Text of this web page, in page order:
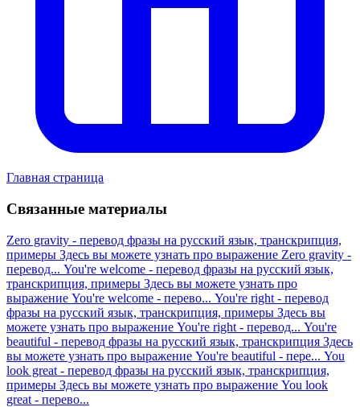
Главная страница
Связанные материалы
Zero gravity - перевод фразы на русский язык, транскрипция,
примеры Здесь вы можете узнать про выражение Zero gravity -
перевод... You're welcome - перевод фразы на русский язык,
транскрипция, примеры Здесь вы можете узнать про
выражение You're welcome - перево... You're right - перевод
фразы на русский язык, транскрипция, примеры Здесь вы
можете узнать про выражение You're right - перевод... You're
beautiful - перевод фразы на русский язык, транскрипция Здесь
вы можете узнать про выражение You're beautiful - пере... You
look great - перевод фразы на русский язык, транскрипция,
примеры Здесь вы можете узнать про выражение You look
great - перево...